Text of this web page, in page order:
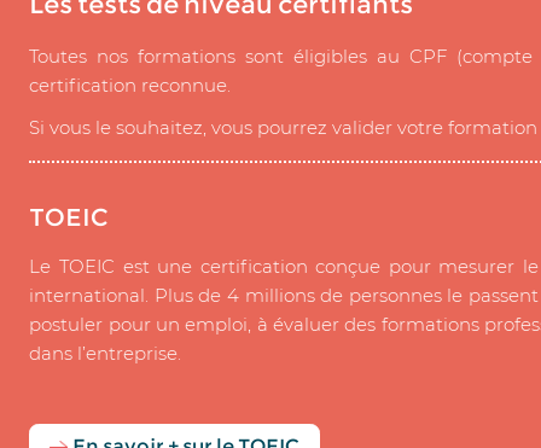
Toutes nos formations sont éligibles au CPF
certification reconnue.
Si vous le souhaitez, vous pourrez valider votre
TOEIC
Le TOEIC est une certification conçue pour mesurer
international. Plus de 4 millions de personnes le
postuler pour un emploi, à évaluer des formations
dans l’entreprise.